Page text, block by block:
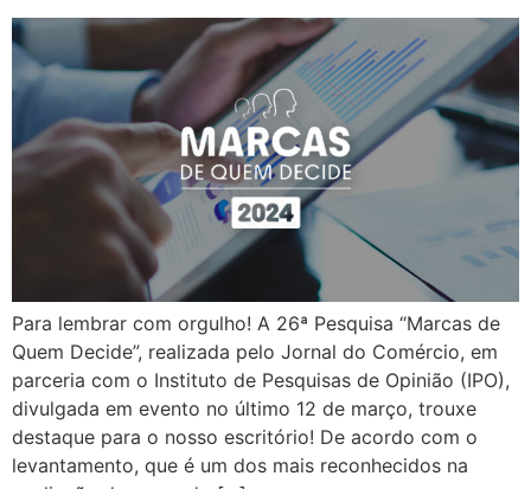
Para lembrar com orgulho! A 26ª Pesquisa “Marcas de
Quem Decide”, realizada pelo Jornal do Comércio, em
parceria com o Instituto de Pesquisas de Opinião (IPO),
divulgada em evento no último 12 de março, trouxe
destaque para o nosso escritório! De acordo com o
levantamento, que é um dos mais reconhecidos na